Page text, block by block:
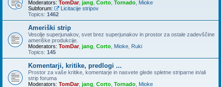
Moderators: TomDar, jang Corto Tornado Mioke
Subforum:
Licitacije stripov
Topics: 1462
Ameriški strip
Vesolje superjunakov, svet brez superjunakov in prostor za ostale zadevščine
ameriške produkcije.
Moderators: TomDar, jang Corto Mioke Ruki
Topics: 145
Komentarji, kritike, predlogi ...
Prostor za vaše kritike, komentarje in nasvete glede spletne striparne in/ali
strip foruma
Moderators: TomDar, jang Corto Tornado Mioke